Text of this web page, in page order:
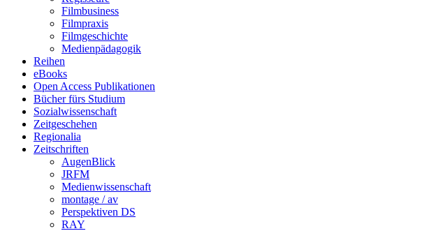
Filmbusiness
Filmpraxis
Filmgeschichte
Medienpädagogik
Reihen
eBooks
Open Access Publikationen
Bücher fürs Studium
Sozialwissenschaft
Zeitgeschehen
Regionalia
Zeitschriften
AugenBlick
JRFM
Medienwissenschaft
montage / av
Perspektiven DS
RAY